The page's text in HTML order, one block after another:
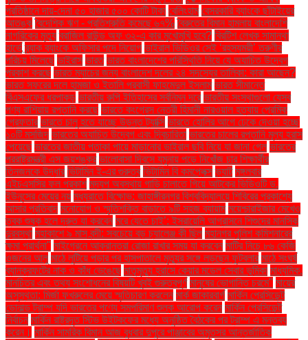
প্রতিষ্ঠানে দায়-দেনা ৫০ হাজার ৫০০ কোটি টাকা বেলিংহাম বেসরকারি ব্যাংকে ছাঁটাইয়ের
আতঙ্ক বৈদেশিক ঋণ - প্রতিশ্রুতি কমেছে ৬৭% বৈরুতের বিমান হামলায় বাংলাদেশি
নাগরিকের মৃত্যু ব্রাজিল রাউন্ড অফ ৩২-এ কার মুখোমুখি হবে? ব্রিটিশ লেখক সামান্থা
হার্ভে ব্র্যাক ব্যাংকে অফিসার পদে নিয়োগ ভাইরাল ভিডিওর সেই ‘রহস্যময়ী’ তরুণীর
পরিচয় মিলেছে ভাইরাস ভারত ভারত বাংলাদেশের পরিস্থিতি নিয়ে যে অযাচিত উদ্বেগ
প্রকাশ করছে ভারত ম্যাচের জন্য বাংলাদেশ দলের ২৪ সদস্যের তালিকা: কারা আছেন?
ভারত সফরের দলে হামজা ও ইতালি প্রবাসী ফাহমেদুল ইসলাম ভারত সীমান্তে
বিএসএফের ধরপাকড় ভারতীয় রুপি ইতিহাসের সর্বনিম্ন দরে ভারতীয় সংস্থাগুলো যেসব
পণ্য রাশিয়ায় রপ্তানি করছে ভারতে কংগ্রেস নেত্রী হিমানী নারওয়াল হত্যায় প্রেমিক
গ্রেফতার ভারতে চালু হতে যাচ্ছে উড়ন্ত ট্যাক্সি ভারতে হোলির আগে ঢেকে দেওয়া হচ্ছে
১০টি মসজিদ ভারতের অযাচিত উদ্বেগ এবং দ্বিচারিতা ভারতের চালের রপ্তানি মূল্য হ্রাস
পেয়েছে ভারতের জাতীয় পতাকা পায়ে মাড়ানোর ভাইরাল ছবি নিয়ে যা জানা গেল ভারতের
পররাষ্ট্রমন্ত্রী এস জয়শঙ্কর ভালোবাসা দিবসে যমুনায় পড়ে নিখোঁজ চার শিক্ষার্থীর
তিনজনকে উদ্ধার ভিটামিন ই-এর গুরুত্ব ভিটামিন বি কমপ্লেক্স ভ্যাট মঙ্গলবার
এইচএসসির ফল প্রকাশ মদ্যপ অবস্থায় গাড়ি চালাতে গিয়ে আটকের ভিডিওটি ড.
ইউনূসের মেয়ের নয় মধ্যরাতে বিক্ষোভ: জাহাঙ্গীরনগর বিশ্ববিদ্যালয়ে শিবিরের প্রকাশ্যে
আসার প্রতিবাদ মনোযোগ ও স্মৃতিশক্তি বাড়াতে ৯টি সহজ ব্যায়াম ময়েশ্চারাইজার মেখেও
ত্বক শুষ্ক হলে দ্রুত যা করবেন মরে যেতে চাই’: ইসরায়েলি আগ্রাসনে শিশুদের মানসিক
দুরবস্থা মহাকাশে ৯ মাস বন্দী: সবচেয়ে বড় চ্যালেঞ্জ কী ছিল মহানগর পুলিশ কমিশনারের
ক্ষমা প্রার্থনা" মাইগ্রেনে আক্রান্তরা রোজা রাখার সময় যা করবেন মাটির নিচে ৮৬ কেজি
ওজনের আলু মাঠে লুটিয়ে পড়ার পর হাসপাতালে মৃত্যুর সঙ্গে লড়ছেন ফুটবলার মাঠে সংঘর্ষ
ব্যানক্রফটের নাক ও কাঁধ ভেঙেছে মাতৃমৃত্যু হ্রাসে কেয়ার মডেল সেবার ভূমিকা মাধ্যমিক.
মানচিত্র এবং তথ্য সংশোধনের বিষয়টি খুবই গুরুত্বপূর্ণ মানুষের ভোগান্তি চরমে" মায়ের
অসুস্থতা: মির্জা ফখরুলের মেয়ে স্মৃতিচারণ করলেন মার্ক জাকারবার্গ মার্কিন প্রেসিডেন্ট
ডোনাল্ড ট্রাম্প যদি ভারতের পণ্যে সমপরিমাণ শুল্ক আরোপ করেন মার্কিন প্রেসিডেন্ট
নির্বাচন মার্কিন রাষ্ট্রদূত স্টিভ উইটকফের মধ্যে অনুষ্ঠিত বৈঠকের পর ট্রাম্প এ মন্তব্য
করেন। মার্কিন সামরিক বিমান আজ বুধবার দুপুরে পাঞ্জাবের অমৃতসর আন্তর্জাতিক